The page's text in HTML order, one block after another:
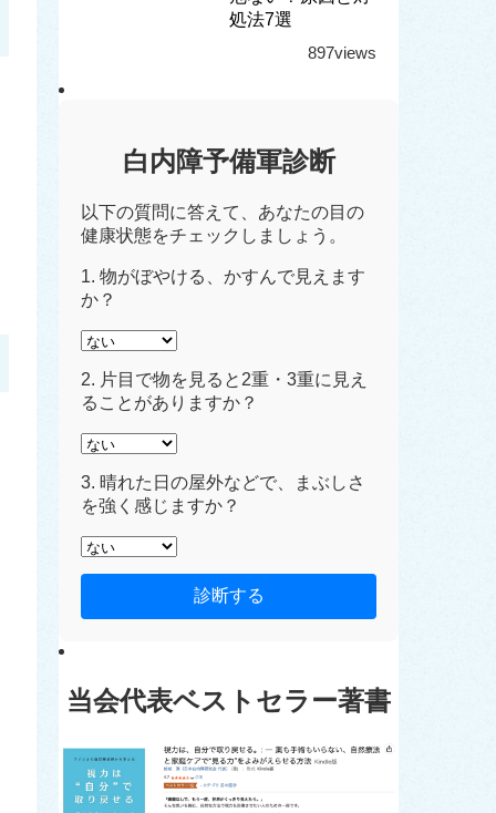
処法7選
897views
白内障予備軍診断
以下の質問に答えて、あなたの目の
健康状態をチェックしましょう。
1. 物がぼやける、かすんで見えます
か？
2. 片目で物を見ると2重・3重に見え
ることがありますか？
3. 晴れた日の屋外などで、まぶしさ
を強く感じますか？
診断する
当会代表ベストセラー著書